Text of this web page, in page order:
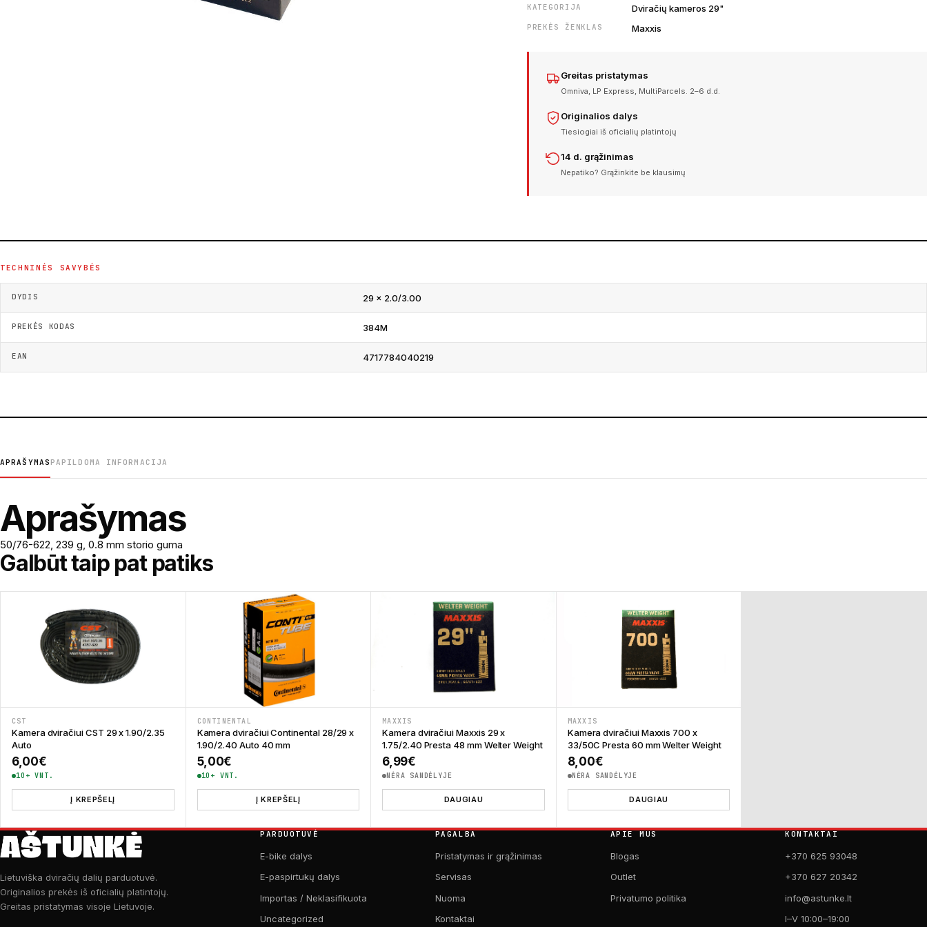
KATEGORIJA Dviračių kameros 29"
PREKĖS ŽENKLAS Maxxis
Greitas pristatymas
Omniva, LP Express, MultiParcels. 2–6 d.d.
Originalios dalys
Tiesiogiai iš oficialių platintojų
14 d. grąžinimas
Nepatiko? Grąžinkite be klausimų
TECHNINĖS SAVYBĖS
DYDIS 29 × 2.0/3.00
PREKĖS KODAS 384M
EAN 4717784040219
APRAŠYMAS PAPILDOMA INFORMACIJA
Aprašymas
50/76-622, 239 g, 0.8 mm storio guma
Galbūt taip pat patiks
CST
Kamera dviračiui CST 29 x 1.90/2.35
Auto
6,00€
10+ VNT.
Į KREPŠELĮ
CONTINENTAL
Kamera dviračiui Continental 28/29 x
1.90/2.40 Auto 40 mm
5,00€
10+ VNT.
Į KREPŠELĮ
MAXXIS
Kamera dviračiui Maxxis 29 x
1.75/2.40 Presta 48 mm Welter Weight
6,99€
NĖRA SANDĖLYJE
DAUGIAU
MAXXIS
Kamera dviračiui Maxxis 700 x
33/50C Presta 60 mm Welter Weight
8,00€
NĖRA SANDĖLYJE
DAUGIAU
Lietuviška dviračių dalių parduotuvė.
Originalios prekės iš oficialių platintojų.
Greitas pristatymas visoje Lietuvoje.
PARDUOTUVĖ
E-bike dalys
E-paspirtukų dalys
Importas / Neklasifikuota
Uncategorized
PAGALBA
Pristatymas ir grąžinimas
Servisas
Nuoma
Kontaktai
APIE MUS
Blogas
Outlet
Privatumo politika
KONTAKTAI
+370 625 93048
+370 627 20342
info@astunke.lt
I–V 10:00–19:00